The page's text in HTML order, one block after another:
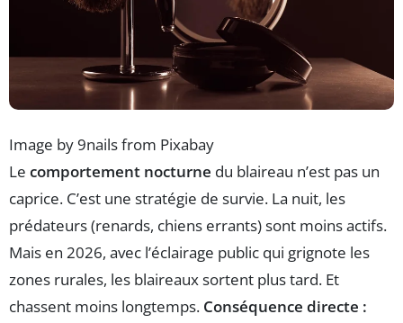
Image by 9nails from Pixabay
Le comportement nocturne du blaireau n’est pas un
caprice. C’est une stratégie de survie. La nuit, les
prédateurs (renards, chiens errants) sont moins actifs.
Mais en 2026, avec l’éclairage public qui grignote les
zones rurales, les blaireaux sortent plus tard. Et
chassent moins longtemps. Conséquence directe :